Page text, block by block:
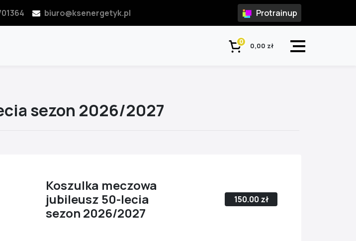
biuro@ksenergetyk.pl Protrainup
0 0,00 zł
sezon 2026/2027
Koszulka meczowa
jubileusz 50-lecia
sezon 2026/2027
150.00 zł